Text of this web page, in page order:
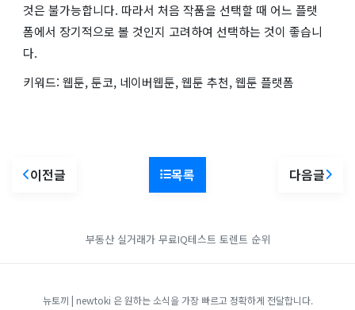
것은 불가능합니다. 따라서 처음 작품을 선택할 때 어느 플랫
폼에서 장기적으로 볼 것인지 고려하여 선택하는 것이 좋습니
다.
키워드: 웹툰, 툰코, 네이버웹툰, 웹툰 추천, 웹툰 플랫폼
이전글 목록 다음글
부동산 실거래가 무료IQ테스트 토렌트 순위
뉴토끼 | newtoki 은 원하는 소식을 가장 빠르고 정확하게 전달합니다.